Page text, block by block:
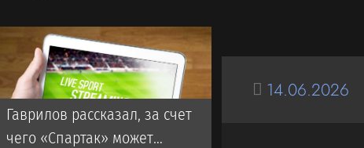
14.06.2026
Гаврилов рассказал, за счет
чего «Спартак» может